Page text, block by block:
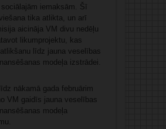
iemaksām. Šī
tika atlikta, un arī
aicināja VM divu nedēļu
likumprojektu, kas
līdz jauna veselības
modeļa izstrādei.
nākamā gada februārim
VM gaidīs jauna veselības
modeļa